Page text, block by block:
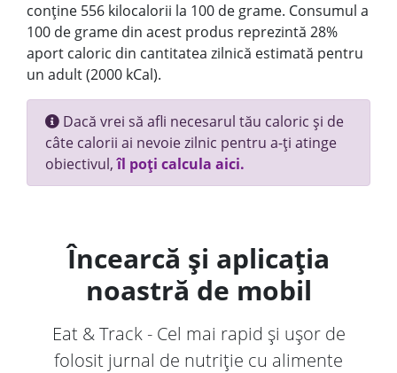
conține 556 kilocalorii la 100 de grame. Consumul a
100 de grame din acest produs reprezintă 28%
aport caloric din cantitatea zilnică estimată pentru
un adult (2000 kCal).
Dacă vrei să afli necesarul tău caloric și de
câte calorii ai nevoie zilnic pentru a-ți atinge
obiectivul,îl poți calcula aici.
Încearcă și aplicația
noastră de mobil
Eat & Track - Cel mai rapid și ușor de
folosit jurnal de nutriție cu alimente